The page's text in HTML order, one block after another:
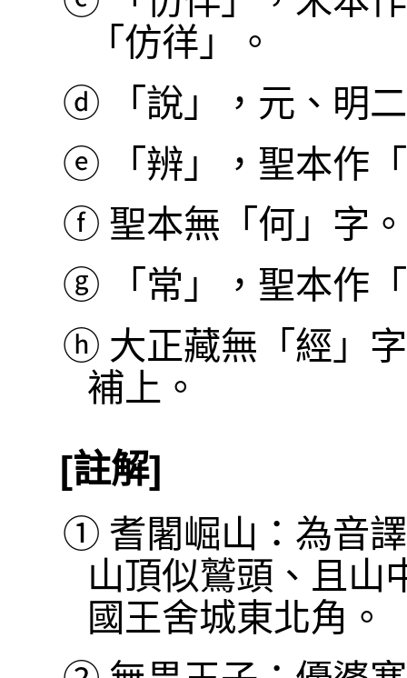
「仿徉」。
ⓓ
「說」，元、明
ⓔ
「辨」，聖本作
ⓕ 聖本無「何」字。
ⓖ
「常」，聖本作
ⓗ 大正藏無「經」
補上。
[註解]
① 耆闍崛山：為音
山頂似鷲頭、且山
國王舍城東北角。